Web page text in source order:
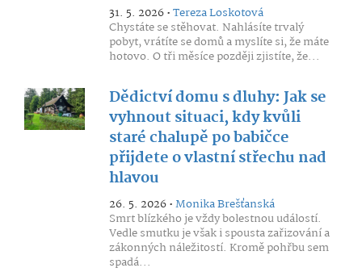
31. 5. 2026 •Tereza Loskotová
Chystáte se stěhovat. Nahlásíte trvalý
pobyt, vrátíte se domů a myslíte si, že máte
hotovo. O tři měsíce později zjistíte, že...
Dědictví domu s dluhy: Jak se
vyhnout situaci, kdy kvůli
staré chalupě po babičce
přijdete o vlastní střechu nad
hlavou
26. 5. 2026 •Monika Brešťanská
Smrt blízkého je vždy bolestnou událostí.
Vedle smutku je však i spousta zařizování a
zákonných náležitostí. Kromě pohřbu sem
spadá...